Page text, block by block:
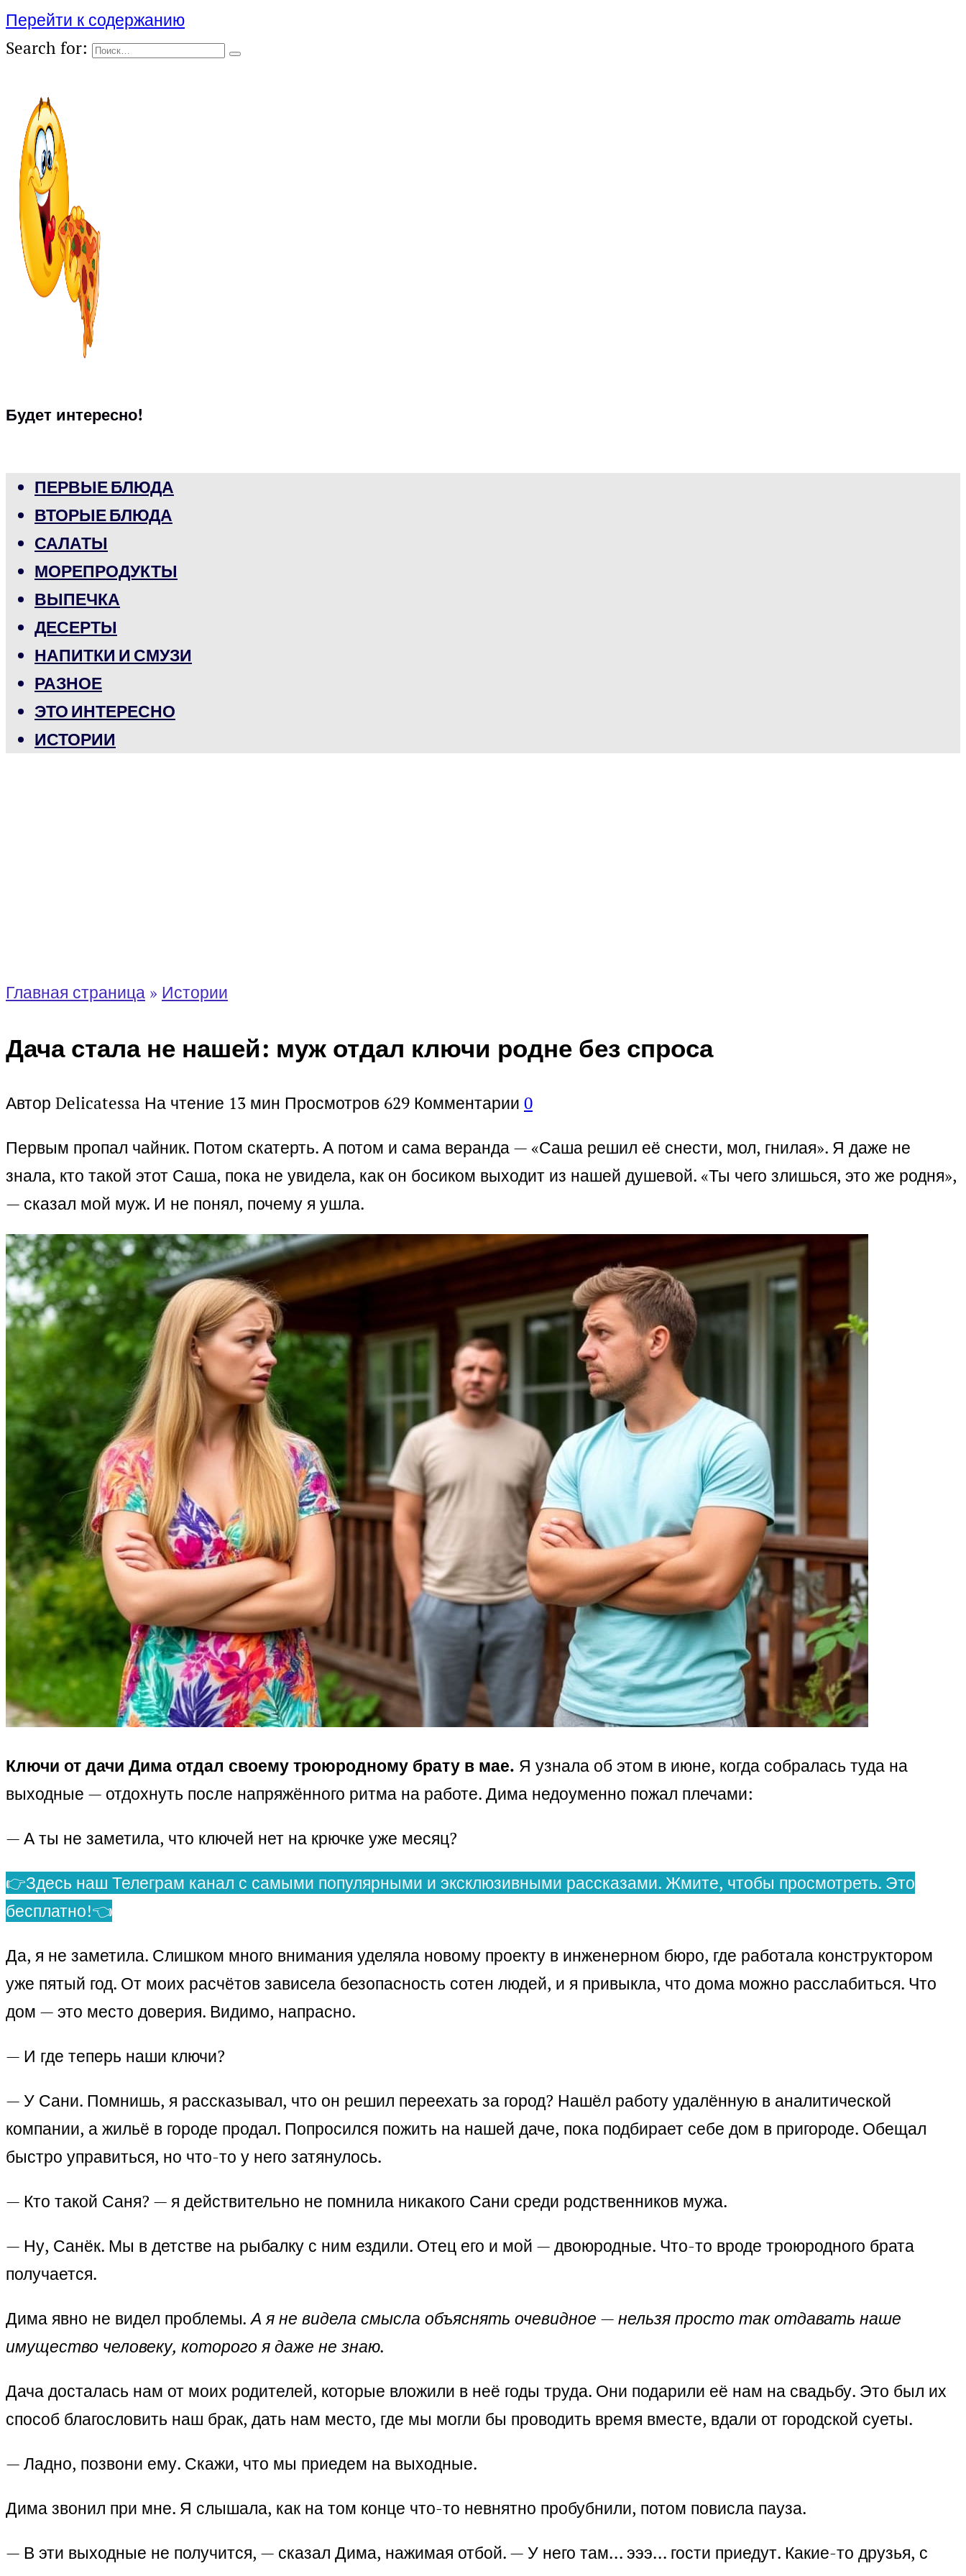
Перейти к содержанию
Search for:
Будет интересно!
ПЕРВЫЕ БЛЮДА
ВТОРЫЕ БЛЮДА
САЛАТЫ
МОРЕПРОДУКТЫ
ВЫПЕЧКА
ДЕСЕРТЫ
НАПИТКИ И СМУЗИ
РАЗНОЕ
ЭТО ИНТЕРЕСНО
ИСТОРИИ
Главная страница » Истории
Дача стала не нашей: муж отдал ключи родне без спроса
Автор Delicatessa На чтение 13 мин Просмотров 629 Комментарии 0
Первым пропал чайник. Потом скатерть. А потом и сама веранда — «Саша решил её снести, мол, гнилая». Я даже не
знала, кто такой этот Саша, пока не увидела, как он босиком выходит из нашей душевой. «Ты чего злишься, это же родня»,
— сказал мой муж. И не понял, почему я ушла.
Ключи от дачи Дима отдал своему троюродному брату в мае. Я узнала об этом в июне, когда собралась туда на
выходные — отдохнуть после напряжённого ритма на работе. Дима недоуменно пожал плечами:
— А ты не заметила, что ключей нет на крючке уже месяц?
👉Здесь наш Телеграм канал с самыми популярными и эксклюзивными рассказами. Жмите, чтобы просмотреть. Это
бесплатно!👈
Да, я не заметила. Слишком много внимания уделяла новому проекту в инженерном бюро, где работала конструктором
уже пятый год. От моих расчётов зависела безопасность сотен людей, и я привыкла, что дома можно расслабиться. Что
дом — это место доверия. Видимо, напрасно.
— И где теперь наши ключи?
— У Сани. Помнишь, я рассказывал, что он решил переехать за город? Нашёл работу удалённую в аналитической
компании, а жильё в городе продал. Попросился пожить на нашей даче, пока подбирает себе дом в пригороде. Обещал
быстро управиться, но что-то у него затянулось.
— Кто такой Саня? — я действительно не помнила никакого Сани среди родственников мужа.
— Ну, Санёк. Мы в детстве на рыбалку с ним ездили. Отец его и мой — двоюродные. Что-то вроде троюродного брата
получается.
Дима явно не видел проблемы. А я не видела смысла объяснять очевидное — нельзя просто так отдавать наше
имущество человеку, которого я даже не знаю.
Дача досталась нам от моих родителей, которые вложили в неё годы труда. Они подарили её нам на свадьбу. Это был их
способ благословить наш брак, дать нам место, где мы могли бы проводить время вместе, вдали от городской суеты.
— Ладно, позвони ему. Скажи, что мы приедем на выходные.
Дима звонил при мне. Я слышала, как на том конце что-то невнятно пробубнили, потом повисла пауза.
— В эти выходные не получится, — сказал Дима, нажимая отбой. — У него там… эээ… гости приедут. Какие-то друзья, с